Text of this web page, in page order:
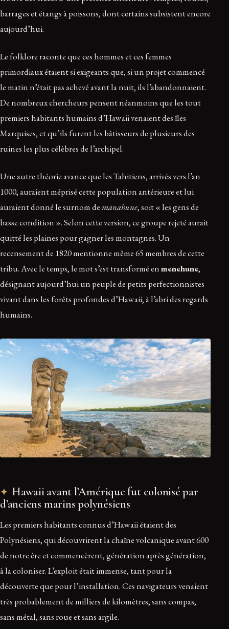
barrages et étangs à poissons, dont certains subsistent encore
aujourd’hui.
Le folklore raconte que ces hommes et ces femmes
primordiaux étaient si exigeants que, si un projet commencé
le matin n’était pas achevé avant la nuit, ils l’abandonnaient.
De nombreux chercheurs pensent néanmoins que les tout
premiers habitants humains d’Hawaii venaient des îles
Marquises, et qu’ils furent les bâtisseurs de plusieurs des
ruines les plus célèbres de l’archipel.
Une autre théorie avance que les Tahitiens, arrivés vers l’an
1000, auraient méprisé cette population antérieure et lui
auraient donné le surnom de manahune, soit « les gens de
basse condition ». Selon cette version, ce groupe rejeté aurait
quitté les plaines pour gagner les montagnes. Un
recensement de 1820 mentionne même 65 membres de cette
tribu. Avec le temps, le mot s’est transformé enmenehune,
désignant aujourd’hui un peuple de petits perfectionnistes
vivant dans les forêts profondes d’Hawaii, à l’abri des regards
humains.
Hawaii avant l’Amérique fut colonisé par
d’anciens marins polynésiens
Les premiers habitants connus d’Hawaii étaient des
Polynésiens, qui découvrirent la chaîne volcanique avant 600
de notre ère et commencèrent, génération après génération,
à la coloniser. L’exploit était immense, tant pour la
découverte que pour l’installation. Ces navigateurs venaient
très probablement de milliers de kilomètres, sans compas,
sans métal, sans roue et sans argile.